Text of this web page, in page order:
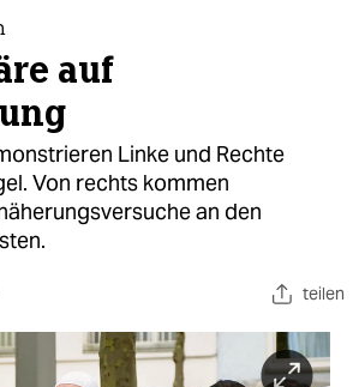
auf
Linke und Rechte
Von rechts kommen
an den
teilen